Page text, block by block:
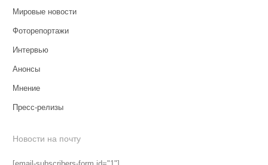
Мировые новости
Фоторепортажи
Интервью
Анонсы
Мнение
Пресс-релизы
Новости на почту